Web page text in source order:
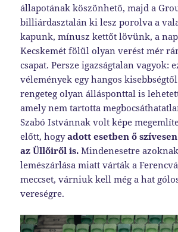
állapotának köszönhető, majd a
billiárdasztalán ki lesz porolva a
kapunk, mínusz kettőt lövünk, a
Kecskemét fölül olyan verést mér
csapat. Persze igazságtalan vagyok:
vélemények egy hangos
rengeteg olyan állásponttal is
amely nem tartotta
Szabó Istvánnak volt képe
előtt, hogyadott esetben ő
az Üllőiről is. Mindenesetre
lemészárlása miatt várták a
meccset, várniuk kell még a hat
vereségre.